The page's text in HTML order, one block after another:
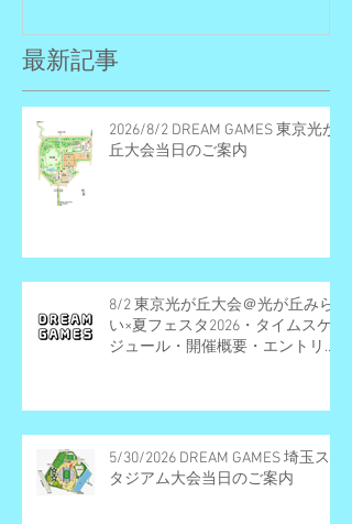
最新記事
2026/8/2 DREAM GAMES 東京光が
丘大会当日のご案内
8/2 東京光が丘大会＠光が丘みら
い×夏フェスタ2026・タイムスケ
ジュール・開催概要・エントリー
5/30/2026 DREAM GAMES 埼玉ス
タジアム大会当日のご案内